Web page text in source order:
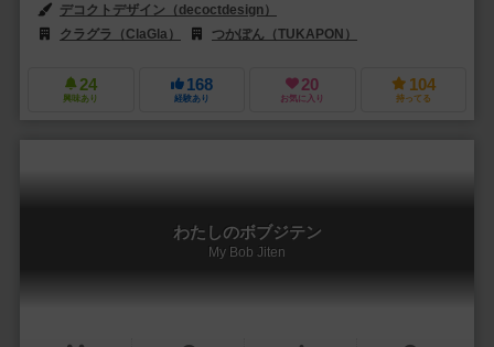
デコクトデザイン（decoctdesign）
クラグラ（ClaGla）
つかぽん（TUKAPON）
24
興味あり
168
経験あり
20
お気に入り
104
持ってる
わたしのボブジテン
My Bob Jiten